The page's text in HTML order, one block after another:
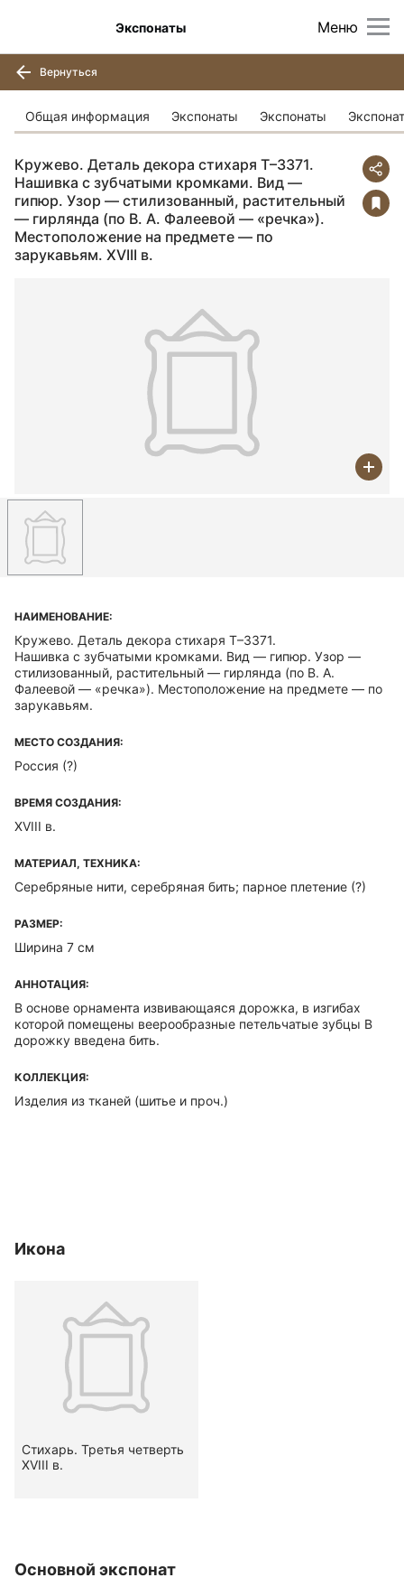
Меню
Экспонаты
Вернуться
Общая информация Экспонаты Экспонаты
Кружево. Деталь декора стихаря Т–3371.
Нашивка с зубчатыми кромками. Вид —
гипюр. Узор — стилизованный, растительный
— гирлянда (по В. А. Фалеевой — «речка»).
Местоположение на предмете — по
зарукавьям. XVIII в.
НАИМЕНОВАНИЕ:
Кружево. Деталь декора стихаря Т–3371.
Нашивка с зубчатыми кромками. Вид — гипюр. Узор —
стилизованный, растительный — гирлянда (по В. А.
Фалеевой — «речка»). Местоположение на предмете — по
зарукавьям.
МЕСТО СОЗДАНИЯ:
Россия (?)
ВРЕМЯ СОЗДАНИЯ:
XVIII в.
МАТЕРИАЛ, ТЕХНИКА:
Серебряные нити, серебряная бить; парное плетение (?)
РАЗМЕР:
Ширина 7 см
АННОТАЦИЯ:
В основе орнамента извивающаяся дорожка, в изгибах
которой помещены веерообразные петельчатые зубцы В
дорожку введена бить.
КОЛЛЕКЦИЯ:
Изделия из тканей (шитье и проч.)
Икона
Стихарь. Третья четверть
XVIII в.
Основной экспонат